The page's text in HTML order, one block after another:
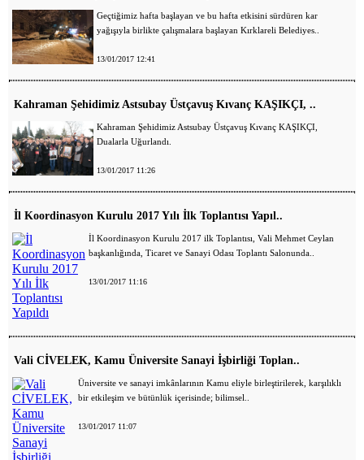
Geçtiğimiz hafta başlayan ve bu hafta etkisini sürdüren kar
yağışıyla birlikte çalışmalara başlayan Kırklareli Belediyes..
13/01/2017 12:41
Kahraman Şehidimiz Astsubay Üstçavuş Kıvanç KAŞIKÇI, ..
Kahraman Şehidimiz Astsubay Üstçavuş Kıvanç KAŞIKÇI,
Dualarla Uğurlandı.
13/01/2017 11:26
İl Koordinasyon Kurulu 2017 Yılı İlk Toplantısı Yapıl..
İl Koordinasyon Kurulu 2017 ilk Toplantısı, Vali Mehmet Ceylan
başkanlığında, Ticaret ve Sanayi Odası Toplantı Salonunda..
13/01/2017 11:16
Vali CİVELEK, Kamu Üniversite Sanayi İşbirliği Toplan..
Üniversite ve sanayi imkânlarının Kamu eliyle birleştirilerek, karşılıklı
bir etkileşim ve bütünlük içerisinde; bilimsel..
13/01/2017 11:07